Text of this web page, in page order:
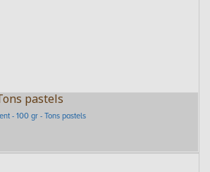
pastels
- 100 gr - Tons pastels